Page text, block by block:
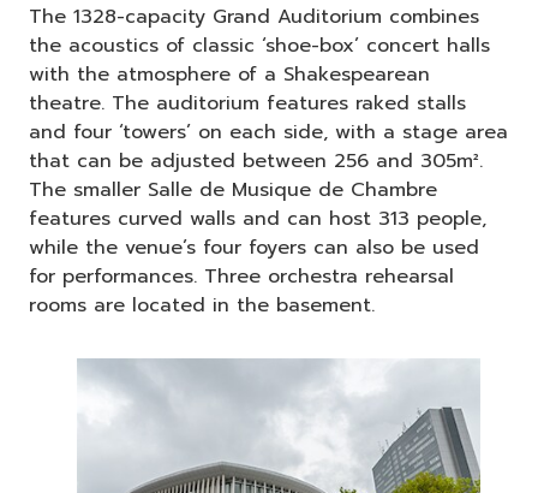
The 1328-capacity Grand Auditorium combines
the acoustics of classic ‘shoe-box’ concert halls
with the atmosphere of a Shakespearean
theatre. The auditorium features raked stalls
and four ‘towers’ on each side, with a stage area
that can be adjusted between 256 and 305m².
The smaller Salle de Musique de Chambre
features curved walls and can host 313 people,
while the venue’s four foyers can also be used
for performances. Three orchestra rehearsal
rooms are located in the basement.